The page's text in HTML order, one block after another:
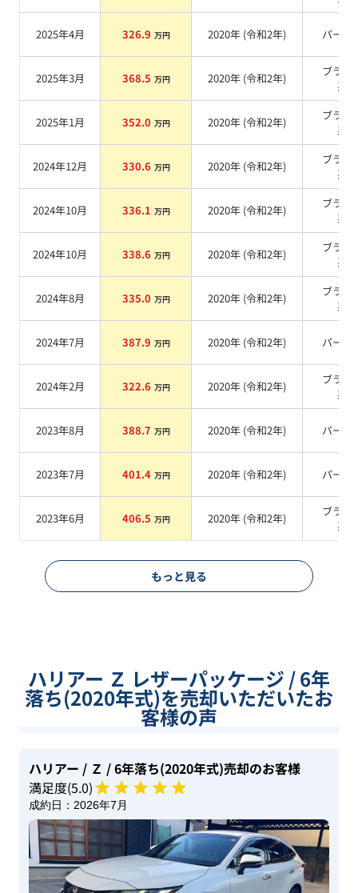
2025年4月 326.9 万円 2020年 (令和2年) パール
2025年3月 368.5 万円 2020年 (令和2年)
ブラッ
系
2025年1月 352.0 万円 2020年 (令和2年)
ブラッ
系
2024年12月 330.6 万円 2020年 (令和2年)
ブラッ
系
2024年10月 336.1 万円 2020年 (令和2年)
ブラッ
系
2024年10月 338.6 万円 2020年 (令和2年)
ブラッ
系
2024年8月 335.0 万円 2020年 (令和2年)
ブラッ
系
2024年7月 387.9 万円 2020年 (令和2年) パール
2024年2月 322.6 万円 2020年 (令和2年)
ブラッ
系
2023年8月 388.7 万円 2020年 (令和2年) パール
2023年7月 401.4 万円 2020年 (令和2年) パール
2023年6月 406.5 万円 2020年 (令和2年)
ブラッ
系
もっと見る
ハリアー Ｚ レザーパッケージ / 6年
落ち(2020年式)を売却いただいたお
客様の声
ハリアー / Ｚ / 6年落ち(2020年式)売却のお客様
満足度(5.0)
成約日： 2026年7月